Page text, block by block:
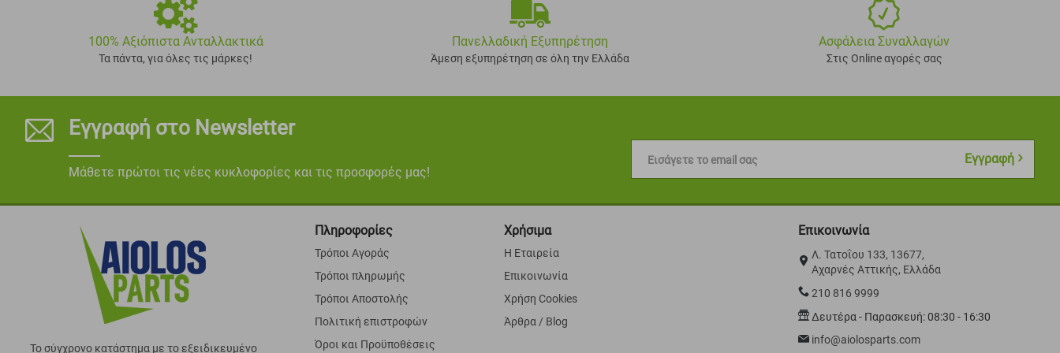
100% Αξιόπιστα Ανταλλακτικά
Τα πάντα, για όλες τις μάρκες!
Πανελλαδική Εξυπηρέτηση
Άμεση εξυπηρέτηση σε όλη την Ελλάδα
Ασφάλεια Συναλλαγών
Στις Online αγορές σας
Εγγραφή στο Newsletter
Μάθετε πρώτοι τις νέες κυκλοφορίες και τις προσφορές μας!
Εισάγετε το email σας Εγγραφή
Το σύγχρονο κατάστημα με το εξειδικευμένο
Πληροφορίες
Τρόποι Αγοράς
Τρόποι πληρωμής
Τρόποι Αποστολής
Πολιτική επιστροφών
Όροι και Προϋποθέσεις
Χρήσιμα
Η Εταιρεία
Επικοινωνία
Χρήση Cookies
Άρθρα / Blog
Επικοινωνία
Λ. Τατοΐου 133, 13677,
Αχαρνές Αττικής, Ελλάδα
210 816 9999
Δευτέρα - Παρασκευή: 08:30 - 16:30
info@aiolosparts.com